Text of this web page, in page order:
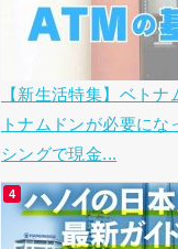
【新生活特集】ベト
トナムドンが必要に
シングで現金...